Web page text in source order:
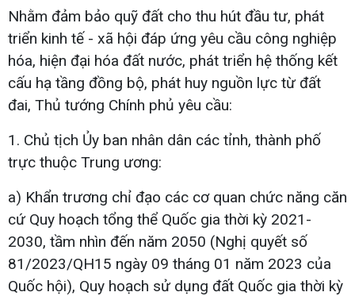
Nhằm đảm bảo quỹ đất cho thu hút đầu tư, phát
triển kinh tế - xã hội đáp ứng yêu cầu công nghiệp
hóa, hiện đại hóa đất nước, phát triển hệ thống kết
cấu hạ tầng đồng bộ, phát huy nguồn lực từ đất
đai, Thủ tướng Chính phủ yêu cầu:
1. Chủ tịch Ủy ban nhân dân các tỉnh, thành phố
trực thuộc Trung ương:
a) Khẩn trương chỉ đạo các cơ quan chức năng căn
cứ Quy hoạch tổng thể Quốc gia thời kỳ 2021-
2030, tầm nhìn đến năm 2050 (Nghị quyết số
81/2023/QH15 ngày 09 tháng 01 năm 2023 của
Quốc hội), Quy hoạch sử dụng đất Quốc gia thời kỳ